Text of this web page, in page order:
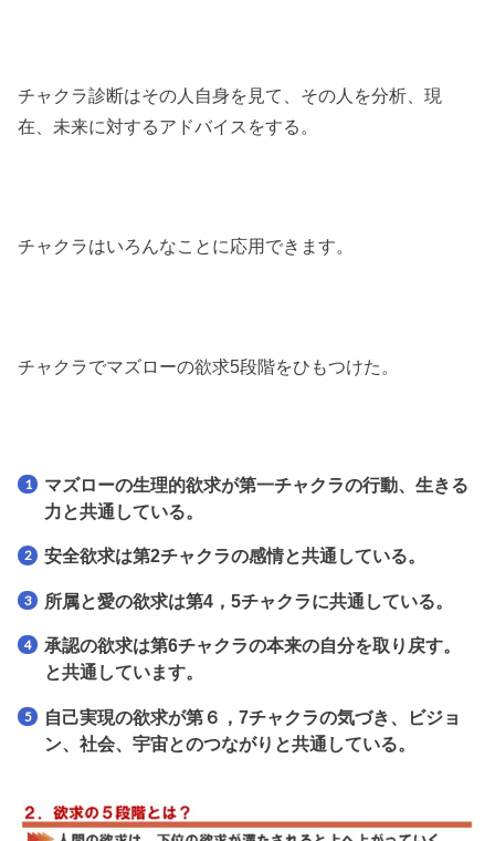
チャクラ診断はその人自身を見て、その人を分析、現
在、未来に対するアドバイスをする。
チャクラはいろんなことに応用できます。
チャクラでマズローの欲求5段階をひもつけた。
マズローの生理的欲求が第一チャクラの行動、生きる
力と共通している。
安全欲求は第2チャクラの感情と共通している。
所属と愛の欲求は第4，5チャクラに共通している。
承認の欲求は第6チャクラの本来の自分を取り戻す。
と共通しています。
自己実現の欲求が第６，7チャクラの気づき、ビジョ
ン、社会、宇宙とのつながりと共通している。